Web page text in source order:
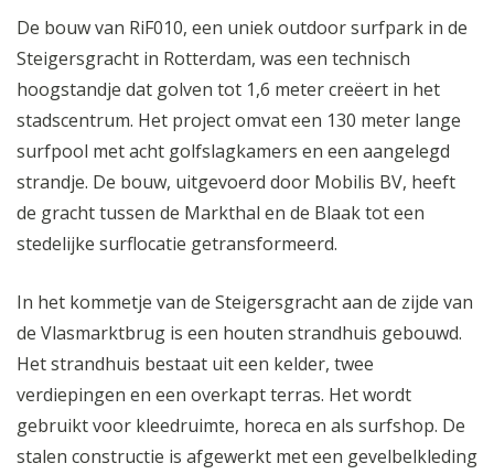
De bouw van RiF010, een uniek outdoor surfpark in de
Steigersgracht in Rotterdam, was een technisch
hoogstandje dat golven tot 1,6 meter creëert in het
stadscentrum. Het project omvat een 130 meter lange
surfpool met acht golfslagkamers en een aangelegd
strandje. De bouw, uitgevoerd door Mobilis BV, heeft
de gracht tussen de Markthal en de Blaak tot een
stedelijke surflocatie getransformeerd.
In het kommetje van de Steigersgracht aan de zijde van
de Vlasmarktbrug is een houten strandhuis gebouwd.
Het strandhuis bestaat uit een kelder, twee
verdiepingen en een overkapt terras. Het wordt
gebruikt voor kleedruimte, horeca en als surfshop. De
stalen constructie is afgewerkt met een gevelbelkleding